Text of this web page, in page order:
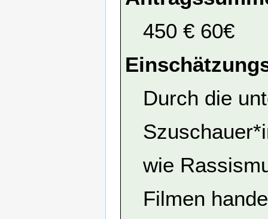
450 € 60€
Durch die
wie
Filmen